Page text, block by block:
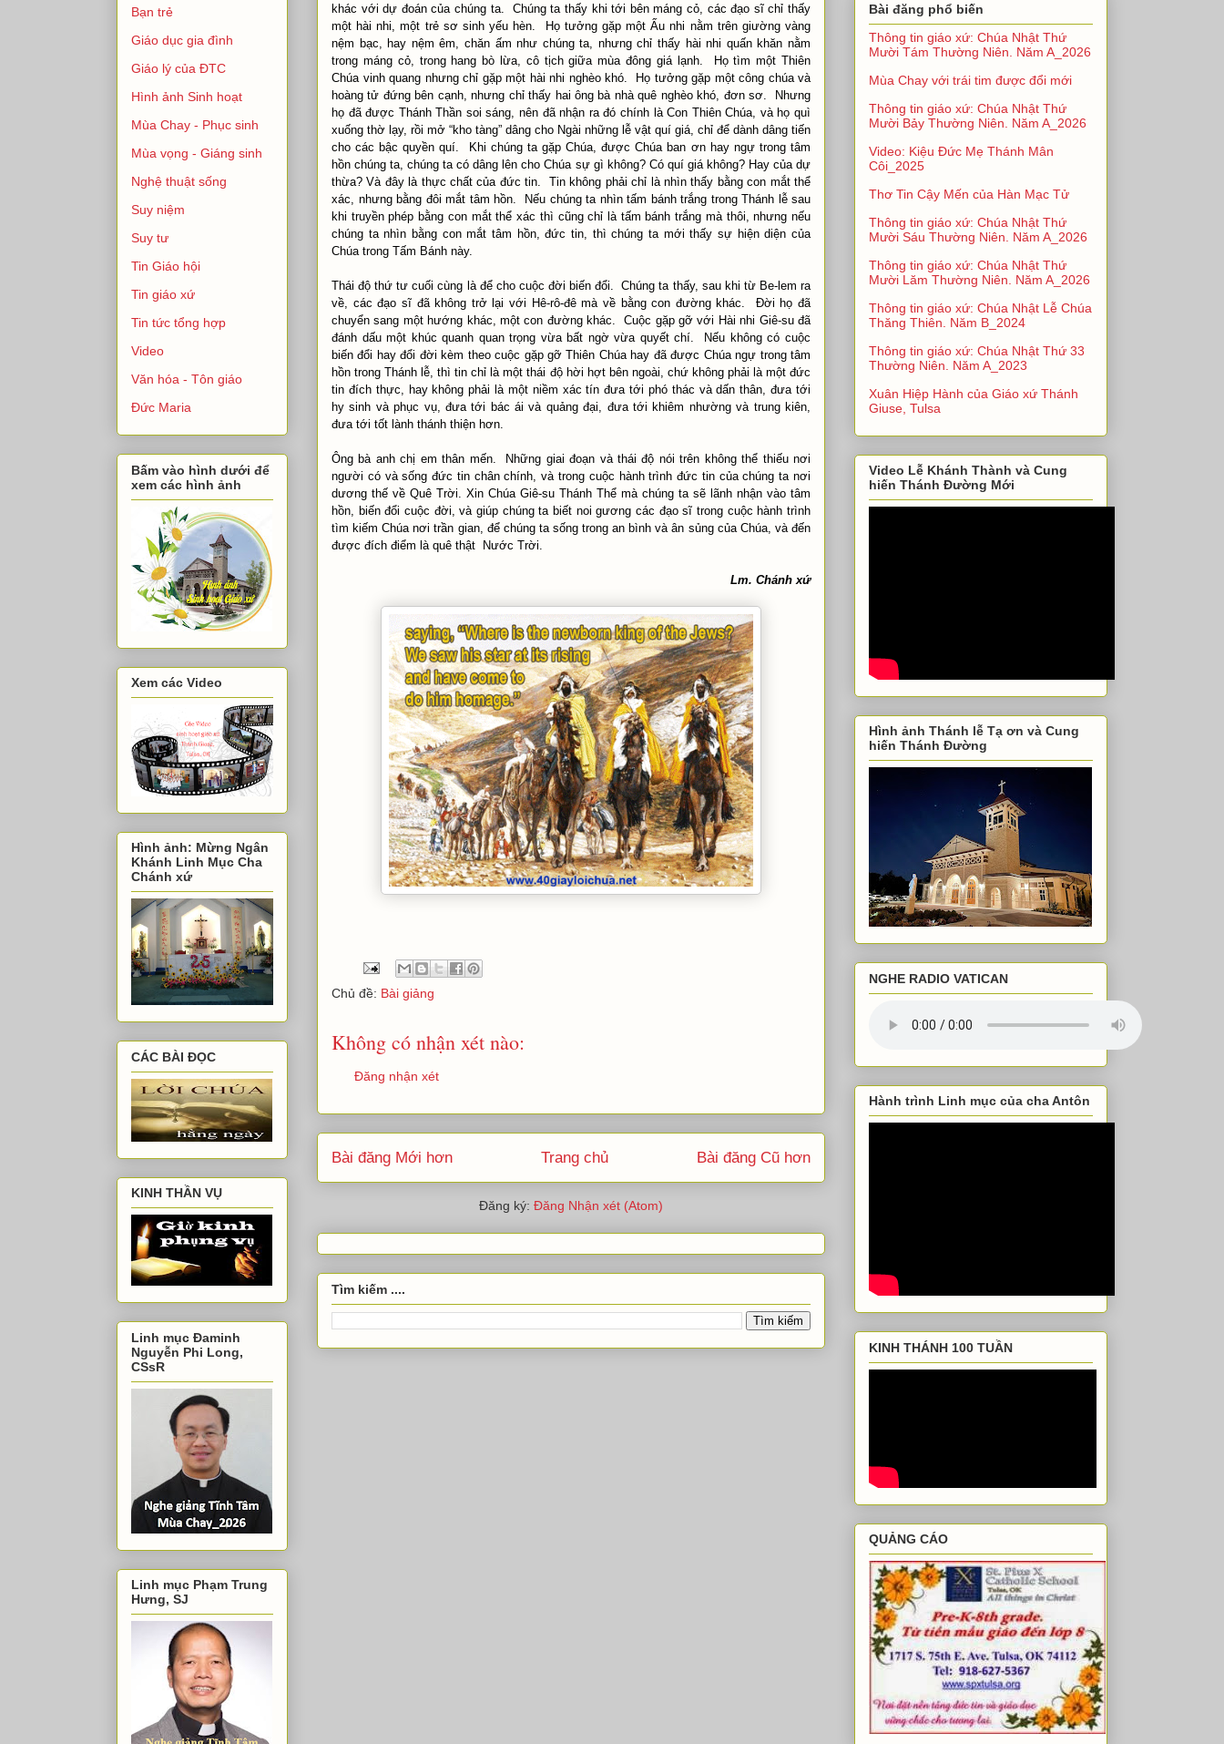
khác với dự đoán của chúng ta. Chúng ta thấy khi tới bên máng cỏ, các đạo sĩ chỉ thấy
một hài nhi, một trẻ sơ sinh yếu hèn. Họ tưởng gặp một Ấu nhi nằm trên giường vàng
nệm bạc, hay nệm êm, chăn ấm như chúng ta, nhưng chỉ thấy hài nhi quấn khăn nằm
trong máng cỏ, trong hang bò lừa, cô tịch giữa mùa đông giá lạnh. Họ tìm một Thiên
Chúa vinh quang nhưng chỉ gặp một hài nhi nghèo khó. Họ tưởng gặp một công chúa và
hoàng tử đứng bên cạnh, nhưng chỉ thấy hai ông bà nhà quê nghèo khó, đơn sơ. Nhưng
họ đã được Thánh Thần soi sáng, nên đã nhận ra đó chính là Con Thiên Chúa, và họ quì
xuống thờ lạy, rồi mở “kho tàng” dâng cho Ngài những lễ vật quí giá, chỉ để dành dâng tiến
cho các bậc quyền quí. Khi chúng ta gặp Chúa, được Chúa ban ơn hay ngự trong tâm
hồn chúng ta, chúng ta có dâng lên cho Chúa sự gì không? Có quí giá không? Hay của dự
thừa? Và đây là thực chất của đức tin. Tin không phải chỉ là nhìn thấy bằng con mắt thể
xác, nhưng bằng đôi mắt tâm hồn. Nếu chúng ta nhìn tấm bánh trắng trong Thánh lễ sau
khi truyền phép bằng con mắt thể xác thì cũng chỉ là tấm bánh trắng mà thôi, nhưng nếu
chúng ta nhìn bằng con mắt tâm hồn, đức tin, thì chúng ta mới thấy sự hiện diện của
Chúa trong Tấm Bánh này.
Thái độ thứ tư cuối cùng là để cho cuộc đời biến đổi. Chúng ta thấy, sau khi từ Be-lem ra
về, các đạo sĩ đã không trở lại với Hê-rô-đê mà về bằng con đường khác. Đời họ đã
chuyển sang một hướng khác, một con đường khác. Cuộc gặp gỡ với Hài nhi Giê-su đã
đánh dấu một khúc quanh quan trọng vừa bất ngờ vừa quyết chí. Nếu không có cuộc
biến đổi hay đổi đời kèm theo cuộc gặp gỡ Thiên Chúa hay đã được Chúa ngự trong tâm
hồn trong Thánh lễ, thì tin chỉ là một thái độ hời hợt bên ngoài, chứ không phải là một đức
tin đích thực, hay không phải là một niềm xác tín đưa tới phó thác và dấn thân, đưa tới
hy sinh và phục vụ, đưa tới bác ái và quảng đại, đưa tới khiêm nhường và trung kiên,
đưa tới tốt lành thánh thiện hơn.
Ông bà anh chị em thân mến. Những giai đoạn và thái độ nói trên không thể thiếu nơi
người có và sống đức tin chân chính, và trong cuộc hành trình đức tin của chúng ta nơi
dương thế về Quê Trời. Xin Chúa Giê-su Thánh Thể mà chúng ta sẽ lãnh nhận vào tâm
hồn, biến đổi cuộc đời, và giúp chúng ta biết noi gương các đạo sĩ trong cuộc hành trình
tìm kiếm Chúa nơi trần gian, để chúng ta sống trong an bình và ân sủng của Chúa, và đến
được đích điểm là quê thật Nước Trời.
Lm. Chánh xứ
Chủ đề: Bài giảng
Không có nhận xét nào:
Đăng nhận xét
Bài đăng Mới hơn Bài đăng Cũ hơn
Trang chủ
Đăng ký: Đăng Nhận xét (Atom)
Tìm kiếm ....
Bạn trẻ
Giáo dục gia đình
Giáo lý của ĐTC
Hình ảnh Sinh hoạt
Mùa Chay - Phục sinh
Mùa vọng - Giáng sinh
Nghệ thuật sống
Suy niệm
Suy tư
Tin Giáo hội
Tin giáo xứ
Tin tức tổng hợp
Video
Văn hóa - Tôn giáo
Đức Maria
Bấm vào hình dưới để
xem các hình ảnh
Xem các Video
Hình ảnh: Mừng Ngân
Khánh Linh Mục Cha
Chánh xứ
CÁC BÀI ĐỌC
KINH THẦN VỤ
Linh mục Đaminh
Nguyễn Phi Long,
CSsR
Linh mục Phạm Trung
Hưng, SJ
Bài đăng phổ biến
Thông tin giáo xứ: Chúa Nhật Thứ
Mười Tám Thường Niên. Năm A_2026
Mùa Chay với trái tim được đổi mới
Thông tin giáo xứ: Chúa Nhật Thứ
Mười Bảy Thường Niên. Năm A_2026
Video: Kiệu Đức Mẹ Thánh Mân
Côi_2025
Thơ Tin Cậy Mến của Hàn Mạc Tử
Thông tin giáo xứ: Chúa Nhật Thứ
Mười Sáu Thường Niên. Năm A_2026
Thông tin giáo xứ: Chúa Nhật Thứ
Mười Lăm Thường Niên. Năm A_2026
Thông tin giáo xứ: Chúa Nhật Lễ Chúa
Thăng Thiên. Năm B_2024
Thông tin giáo xứ: Chúa Nhật Thứ 33
Thường Niên. Năm A_2023
Xuân Hiệp Hành của Giáo xứ Thánh
Giuse, Tulsa
Video Lễ Khánh Thành và Cung
hiến Thánh Đường Mới
Hình ảnh Thánh lễ Tạ ơn và Cung
hiến Thánh Đường
NGHE RADIO VATICAN
Hành trình Linh mục của cha Antôn
KINH THÁNH 100 TUẦN
QUẢNG CÁO